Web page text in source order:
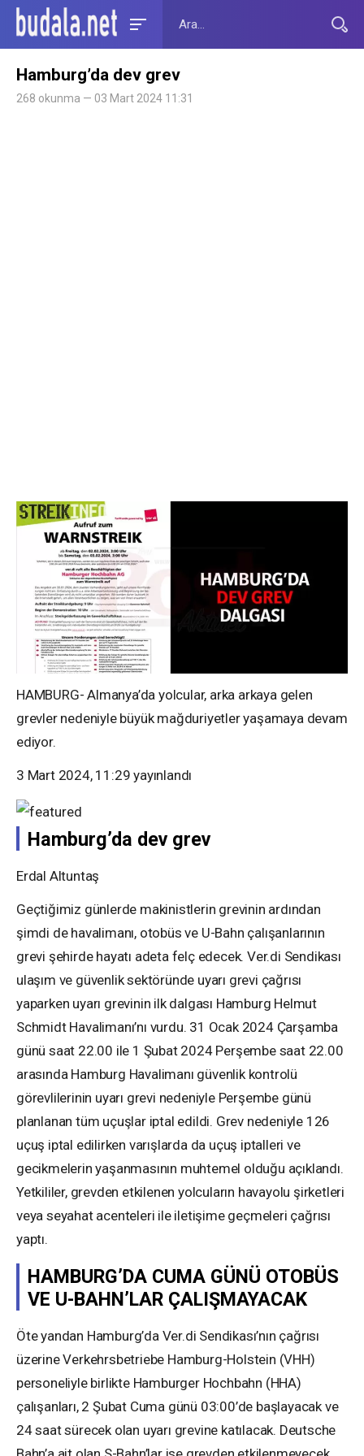
Hamburg’da dev grev
268 okunma — 03 Mart 2024 11:31
HAMBURG- Almanya’da yolcular, arka arkaya gelen
grevler nedeniyle büyük mağduriyetler yaşamaya devam
ediyor.
3 Mart 2024, 11:29 yayınlandı
Hamburg’da dev grev
Erdal Altuntaş
Geçtiğimiz günlerde makinistlerin grevinin ardından
şimdi de havalimanı, otobüs ve U-Bahn çalışanlarının
grevi şehirde hayatı adeta felç edecek. Ver.di Sendikası
ulaşım ve güvenlik sektöründe uyarı grevi çağrısı
yaparken uyarı grevinin ilk dalgası Hamburg Helmut
Schmidt Havalimanı’nı vurdu. 31 Ocak 2024 Çarşamba
günü saat 22.00 ile 1 Şubat 2024 Perşembe saat 22.00
arasında Hamburg Havalimanı güvenlik kontrolü
görevlilerinin uyarı grevi nedeniyle Perşembe günü
planlanan tüm uçuşlar iptal edildi. Grev nedeniyle 126
uçuş iptal edilirken varışlarda da uçuş iptalleri ve
gecikmelerin yaşanmasının muhtemel olduğu açıklandı.
Yetkililer, grevden etkilenen yolcuların havayolu şirketleri
veya seyahat acenteleri ile iletişime geçmeleri çağrısı
yaptı.
HAMBURG’DA CUMA GÜNÜ OTOBÜS
VE U-BAHN’LAR ÇALIŞMAYACAK
Öte yandan Hamburg’da Ver.di Sendikası’nın çağrısı
üzerine Verkehrsbetriebe Hamburg-Holstein (VHH)
personeliyle birlikte Hamburger Hochbahn (HHA)
çalışanları, 2 Şubat Cuma günü 03:00’de başlayacak ve
24 saat sürecek olan uyarı grevine katılacak. Deutsche